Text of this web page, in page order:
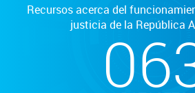
Recursos acerca del
justicia de la República